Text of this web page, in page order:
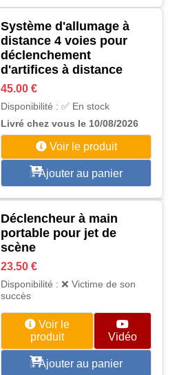
Système d'allumage à
distance 4 voies pour
déclenchement
d'artifices à distance
45.00 €
Disponibilité : ✅ En stock
Livré chez vous le 10/08/2026
Voir le produit
Ajouter au panier
Déclencheur à main
portable pour jet de
scène
23.50 €
Disponibilité : ❌ Victime de son
succès
Voir le
produit
Vidéo
Ajouter au panier